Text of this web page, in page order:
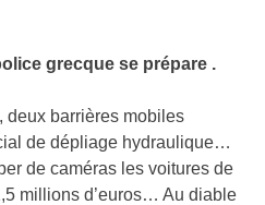
grecque se prépare .
deux barrières mobiles
de dépliage hydraulique…
de caméras les voitures de
millions d’euros… Au diable